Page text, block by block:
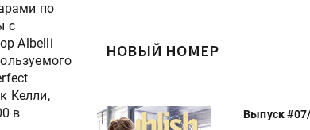
по
с
Albelli
Келли,
в
НОВЫЙ НОМЕР
Выпуск